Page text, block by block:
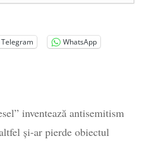
distruge pădurea
summitul climatic
2025
Telegram
WhatsApp
inventează antisemitism
și-ar pierde obiectul